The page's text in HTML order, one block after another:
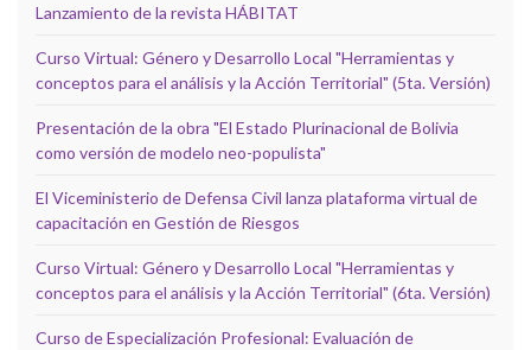
Lanzamiento de la revista HÁBITAT
Curso Virtual: Género y Desarrollo Local "Herramientas y
conceptos para el análisis y la Acción Territorial" (5ta. Versión)
Presentación de la obra "El Estado Plurinacional de Bolivia
como versión de modelo neo-populista"
El Viceministerio de Defensa Civil lanza plataforma virtual de
capacitación en Gestión de Riesgos
Curso Virtual: Género y Desarrollo Local "Herramientas y
conceptos para el análisis y la Acción Territorial" (6ta. Versión)
Curso de Especialización Profesional: Evaluación de